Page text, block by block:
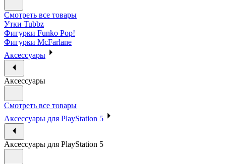
Смотреть все товары
Утки Tubbz
Фигурки Funko Pop!
Фигурки McFarlane
Аксессуары
Аксессуары
Смотреть все товары
Аксессуары для PlayStation 5
Аксессуары для PlayStation 5